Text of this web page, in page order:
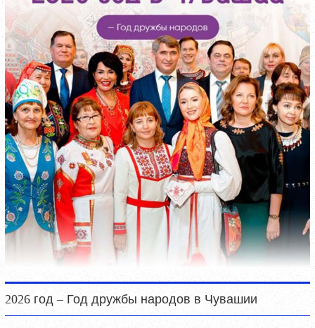
2026 год – Год дружбы народов в Чувашии